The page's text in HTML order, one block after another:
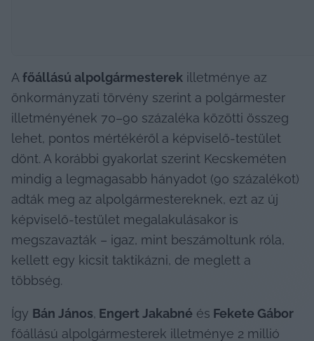
A főállású alpolgármesterek illetménye az
önkormányzati törvény szerint a polgármester
illetményének 70–90 százaléka közötti összeg
lehet, pontos mértékéről a képviselő-testület
dönt. A korábbi gyakorlat szerint Kecskeméten
mindig a legmagasabb hányadot (90 százalékot)
adták meg az alpolgármestereknek, ezt az új
képviselő-testület megalakulásakor is
megszavazták – igaz, mint beszámoltunk róla,
kellett egy kicsit taktikázni, de meglett a
többség.
Így Bán János, Engert Jakabné és Fekete Gábor
főállású alpolgármesterek illetménye 2 millió